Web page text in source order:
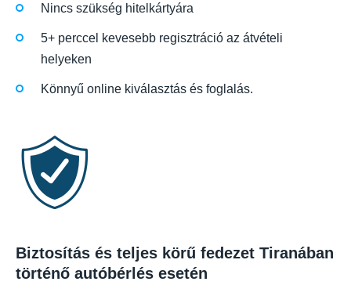
Nincs szükség hitelkártyára
5+ perccel kevesebb regisztráció az átvételi
helyeken
Könnyű online kiválasztás és foglalás.
Biztosítás és teljes körű fedezet Tiranában
történő autóbérlés esetén